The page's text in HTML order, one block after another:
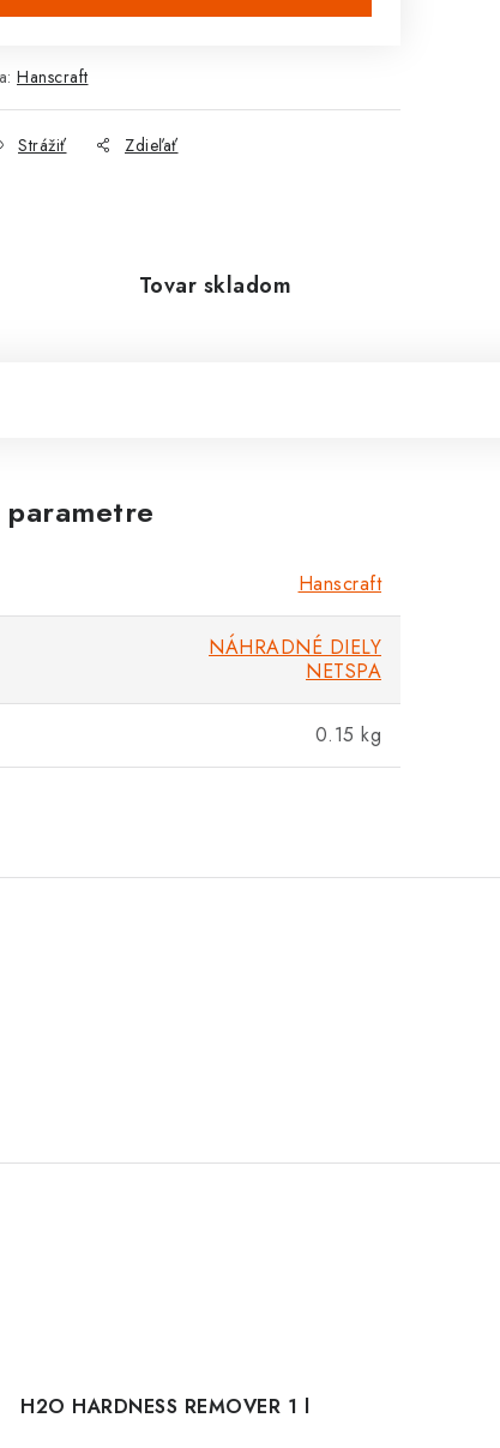
Hanscraft
Strážiť Zdieľať
Tovar skladom
Hanscraft
NÁHRADNÉ DIELY
NETSPA
0.15 kg
H2O HARDNESS REMOVER 1 l